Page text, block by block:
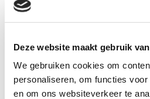
Deze website maakt gebruik
We gebruiken cookies om
personaliseren, om functies
en om ons websiteverkeer te
Financiering
georganiseerd zijn – vormt
Samen met u kunnen we de
van het project en uw wensen zijn we
financieringsvormen zoals private en
subsidies (voor historisch erfgoed) en
van deze financieringsvormen liggen